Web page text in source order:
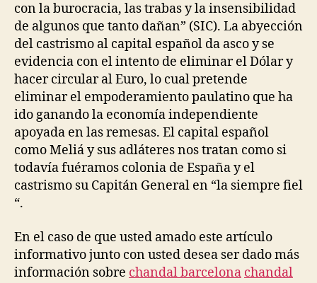
con la burocracia, las trabas y la insensibilidad
de algunos que tanto dañan” (SIC). La abyección
del castrismo al capital español da asco y se
evidencia con el intento de eliminar el Dólar y
hacer circular al Euro, lo cual pretende
eliminar el empoderamiento paulatino que ha
ido ganando la economía independiente
apoyada en las remesas. El capital español
como Meliá y sus adláteres nos tratan como si
todavía fuéramos colonia de España y el
castrismo su Capitán General en “la siempre fiel
“.
En el caso de que usted amado este artículo
informativo junto con usted desea ser dado más
información sobre chandal barcelona chandal